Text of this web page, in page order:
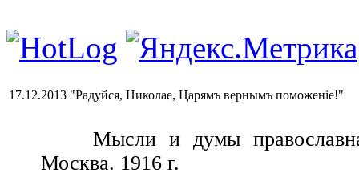
17.12.2013 "Радуйся, Николае, Царямъ вернымъ поможеніе!"
Мысли и думы
Москва. 1916 г.